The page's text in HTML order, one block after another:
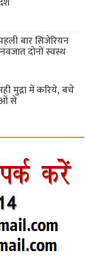
बार सिजेरियन
दोनों स्वस्थ
मुद्रा में करिये, बचे
से